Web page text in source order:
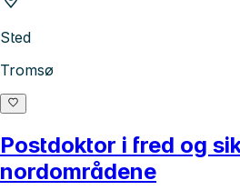
Sted
Tromsø
Postdoktor i fred og
nordområdene